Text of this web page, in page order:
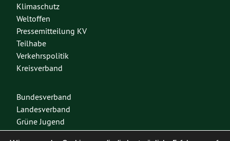
Klimaschutz
Weltoffen
Pressemitteilung KV
Teilhabe
Verkehrspolitik
Kreisverband
Bundesverband
Landesverband
Grüne Jugend
Spenden